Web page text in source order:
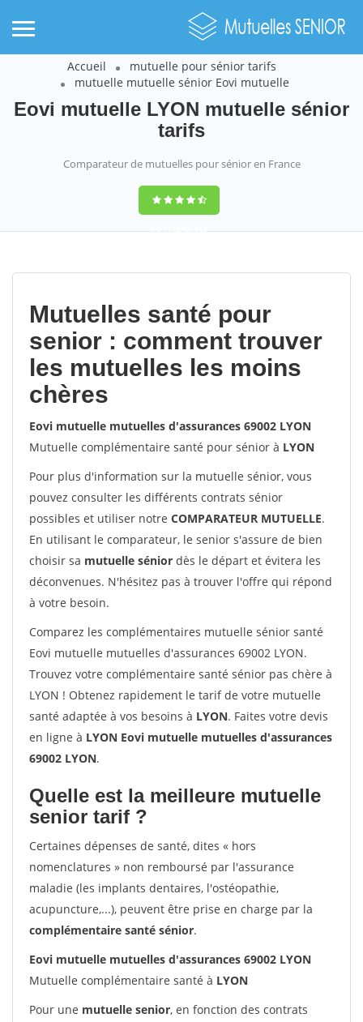
Accueil
mutuelle pour sénior tarifs
mutuelle mutuelle sénior Eovi mutuelle
Eovi mutuelle LYON mutuelle sénior
tarifs
Comparateur de mutuelles pour sénior en France
9,2(100%)452
Mutuelles santé pour
senior : comment trouver
les mutuelles les moins
chères
Eovi mutuelle mutuelles d'assurances 69002 LYON
Mutuelle complémentaire santé pour sénior à LYON
Pour plus d'information sur la mutuelle sénior, vous
pouvez consulter les différents contrats sénior
possibles et utiliser notre COMPARATEUR MUTUELLE.
En utilisant le comparateur, le senior s'assure de bien
choisir sa mutuelle sénior dès le départ et évitera les
déconvenues. N'hésitez pas à trouver l'offre qui répond
à votre besoin.
Comparez les complémentaires mutuelle sénior santé
Eovi mutuelle mutuelles d'assurances 69002 LYON.
Trouvez votre complémentaire santé sénior pas chère à
LYON ! Obtenez rapidement le tarif de votre mutuelle
santé adaptée à vos besoins à LYON. Faites votre devis
en ligne à LYON Eovi mutuelle mutuelles d'assurances
69002 LYON.
Quelle est la meilleure mutuelle
senior tarif ?
Certaines dépenses de santé, dites « hors
nomenclatures » non remboursé par l'assurance
maladie (les implants dentaires, l'ostéopathie,
acupuncture,...), peuvent être prise en charge par la
complémentaire santé sénior.
Eovi mutuelle mutuelles d'assurances 69002 LYON
Mutuelle complémentaire santé à LYON
Pour une mutuelle senior, en fonction des contrats